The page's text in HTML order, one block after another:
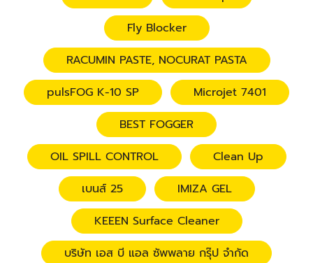
Fly Blocker
RACUMIN PASTE, NOCURAT PASTA
pulsFOG K-10 SP
Microjet 7401
BEST FOGGER
OIL SPILL CONTROL
Clean Up
เบนส์ 25
IMIZA GEL
KEEEN Surface Cleaner
บริษัท เอส บี แอล ซัพพลาย กรุ๊ป จำกัด